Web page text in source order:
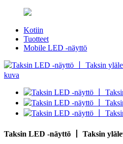
Kotiin
Tuotteet
Mobile LED -näyttö
Taksin LED -näyttö 丨 Taksin